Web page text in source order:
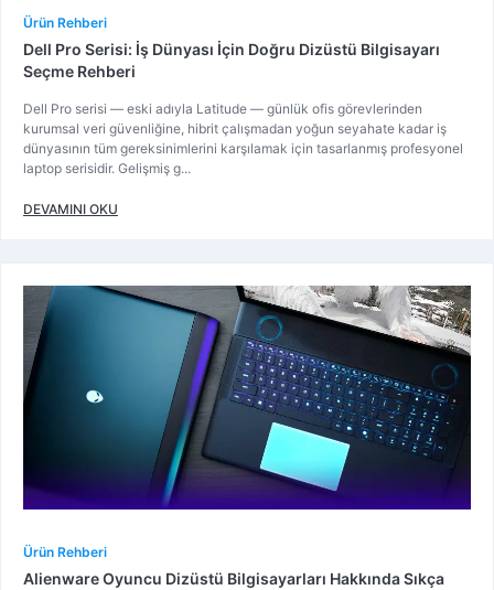
Ürün Rehberi
Dell Pro Serisi: İş Dünyası İçin Doğru Dizüstü Bilgisayarı
Seçme Rehberi
Dell Pro serisi — eski adıyla Latitude — günlük ofis görevlerinden
kurumsal veri güvenliğine, hibrit çalışmadan yoğun seyahate kadar iş
dünyasının tüm gereksinimlerini karşılamak için tasarlanmış profesyonel
laptop serisidir. Gelişmiş g...
DEVAMINI OKU
Ürün Rehberi
Alienware Oyuncu Dizüstü Bilgisayarları Hakkında Sıkça